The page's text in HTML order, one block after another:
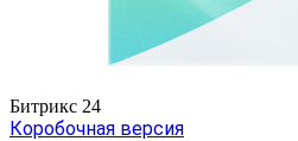
Битрикс 24
Коробочная версия